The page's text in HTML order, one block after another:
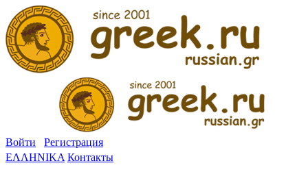
Войти
Регистрация
ΕΛΛΗΝΙΚΑ Контакты